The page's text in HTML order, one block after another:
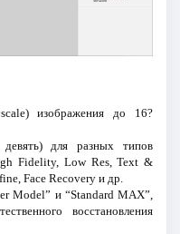
изображения до 16?
девять) для разных типов
Fidelity, Low Res, Text &
Face Recovery и др.
Model” и “Standard MAX”,
восстановления